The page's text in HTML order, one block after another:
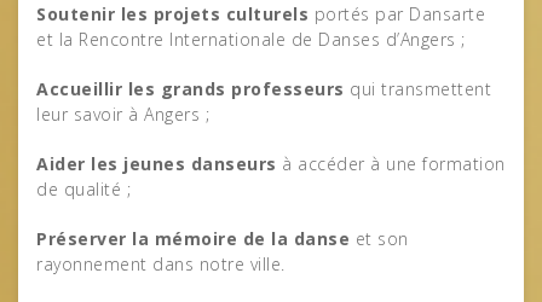
Soutenir les projets culturels portés par Dansarte
et la Rencontre Internationale de Danses d’Angers ;
Accueillir les grands professeurs qui transmettent
leur savoir à Angers ;
Aider les jeunes danseurs à accéder à une formation
de qualité ;
Préserver la mémoire de la danse et son
rayonnement dans notre ville.